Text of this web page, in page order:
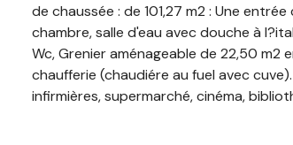
de chaussée : de 101,27 m2 : Une
chambre, salle d'eau avec douche à
Wc, Grenier aménageable de 22,50
chaufferie (chaudiére au fuel avec
infirmières, supermarché, cinéma,